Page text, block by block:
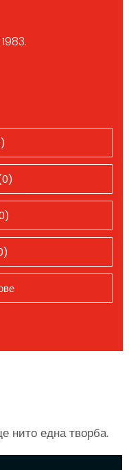
нито една творба.